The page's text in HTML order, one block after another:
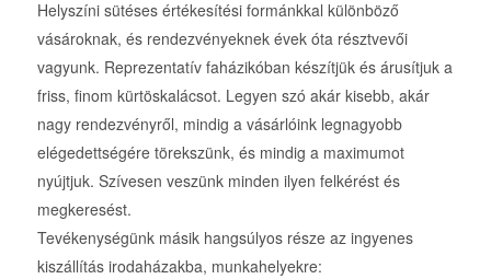
Helyszíni sütéses értékesítési formánkkal különböző
vásároknak, és rendezvényeknek évek óta résztvevői
vagyunk. Reprezentatív faházikóban készítjük és árusítjuk a
friss, finom kürtöskalácsot. Legyen szó akár kisebb, akár
nagy rendezvényről, mindig a vásárlóink legnagyobb
elégedettségére törekszünk, és mindig a maximumot
nyújtjuk. Szívesen veszünk minden ilyen felkérést és
megkeresést.
Tevékenységünk másik hangsúlyos része az ingyenes
kiszállítás irodaházakba, munkahelyekre: